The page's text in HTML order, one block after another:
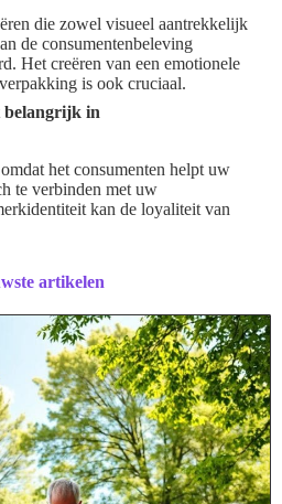
die zowel visueel aantrekkelijk
de consumentenbeleving
Het creëren van een emotionele
is ook cruciaal.
belangrijk in
het consumenten helpt uw
te verbinden met uw
kan de loyaliteit van
artikelen